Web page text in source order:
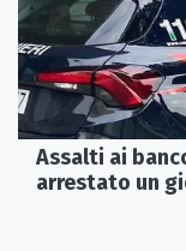
Assalti ai
arrestato un